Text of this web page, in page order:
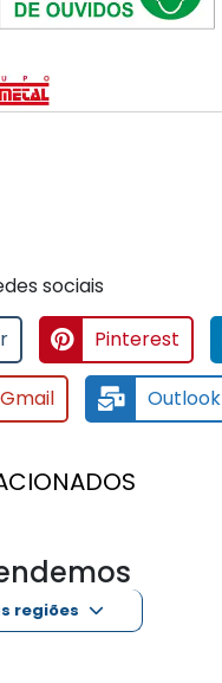
sociais
Pinterest
Gmail Outlook
regiões